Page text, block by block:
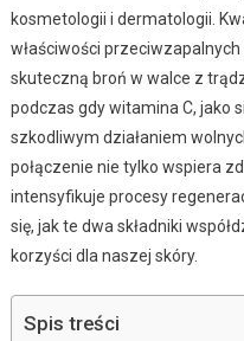
kosmetologii i dermatologii.
właściwości
skuteczną broń w walce z
podczas gdy witamina C, jako
szkodliwym działaniem
połączenie nie tylko wspiera
intensyfikuje procesy
się, jak te dwa składniki
korzyści dla naszej skóry.
Spis treści